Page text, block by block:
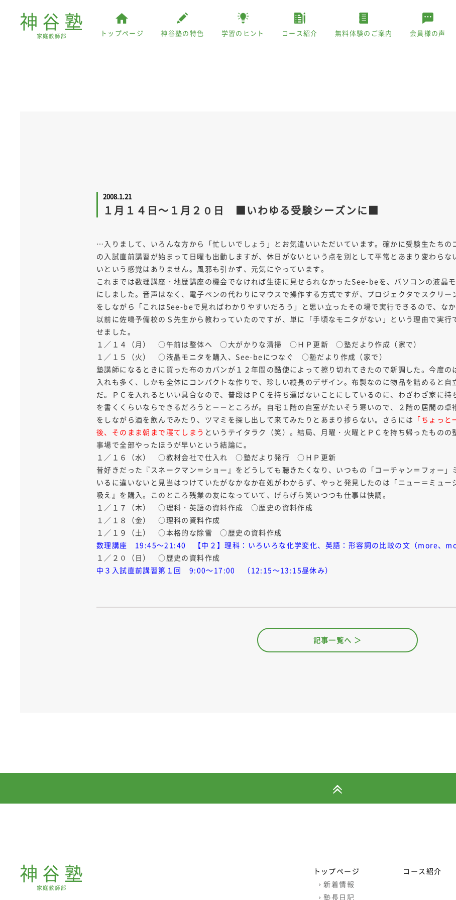
トップページ 神谷塾の特色 学習のヒント コース紹介 無料体験のご案内 会員様の声
2008.1.21
１月１４日～１月２０日 ■いわゆる受験シーズンに■
…入りまして、いろんな方から「忙しいでしょう」とお気遣いいただいています。確かに受験生たちの
の入試直前講習が始まって日曜も出勤しますが、休日がないという点を別として平常とあまり変わらな
いという感覚はありません。風邪も引かず、元気にやっています。
これまでは数理講座・地歴講座の機会でなければ生徒に見せられなかったSee-beを、パソコンの液晶
にしました。音声はなく、電子ペンの代わりにマウスで操作する方式ですが、プロジェクタでスクリ
をしながら「これはSee-beで見ればわかりやすいだろう」と思い立ったその場で実行できるので、な
以前に佐鳴予備校のＳ先生から教わっていたのですが、単に「手頃なモニタがない」という理由で実行
せました。
１／１４（月） ○午前は整体へ ○大がかりな清掃 ○ＨＰ更新 ○塾だより作成（家で）
１／１５（火） ○液晶モニタを購入、See-beにつなぐ ○塾だより作成（家で）
塾講師になるときに買った布のカバンが１２年間の酷使によって擦り切れてきたので新調した。今度
入れも多く、しかも全体にコンパクトな作りで、珍しい縦長のデザイン。布製なのに物品を詰めると自
だ。ＰＣを入れるといい具合なので、普段はＰＣを持ち運ばないことにしているのに、わざわざ家に持
を書くくらいならできるだろうと－－ところが。自宅１階の自室がたいそう寒いので、２階の居間の
をしながら酒を飲んでみたり、ツマミを探し出して来てみたりとあまり捗らない。さらには 「ちょっ
後、そのまま朝まで寝てしまう というテイタラク（笑）。結局、月曜・火曜とＰＣを持ち帰ったもの
事場で全部やったほうが早いという結論に。
１／１６（水） ○教材会社で仕入れ ○塾だより発行 ○ＨＰ更新
昔好きだった『スネークマン＝ショー』をどうしても聴きたくなり、いつもの「コーチャン＝フォー」
いるに違いないと見当はつけていたがなかなか在処がわからず、やっと発見したのは「ニュー＝ミュー
吸え』を購入。このところ残業の友になっていて、げらげら笑いつつも仕事は快調。
１／１７（木） ○理科・英語の資料作成 ○歴史の資料作成
１／１８（金） ○理科の資料作成
１／１９（土） ○本格的な除雪 ○歴史の資料作成
数理講座 19:45～21:40 【中２】理科：いろいろな化学変化、英語：形容詞の比較の文（more、
１／２０（日） ○歴史の資料作成
中３入試直前講習第１回 9:00～17:00 （12:15～13:15昼休み）
記事一覧へ ＞
トップページ
› 新着情報
› 塾長日記
コース紹介